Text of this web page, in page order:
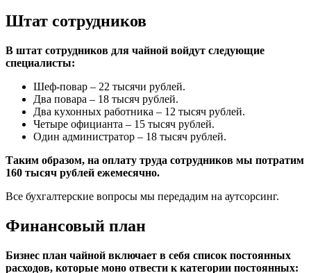
Штат сотрудников
В штат сотрудников для чайной войдут следующие
специалисты:
Шеф-повар – 22 тысячи рублей.
Два повара – 18 тысяч рублей.
Два кухонных работника – 12 тысяч рублей.
Четыре официанта – 15 тысяч рублей.
Один администратор – 18 тысяч рублей.
Таким образом, на оплату труда сотрудников мы потратим
160 тысяч рублей ежемесячно.
Все бухгалтерские вопросы мы передадим на аутсорсинг.
Финансовый план
Бизнес план чайной включает в себя список постоянных
расходов, которые моно отвести к категории постоянных: